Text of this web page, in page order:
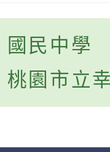
國民中學
桃園市立